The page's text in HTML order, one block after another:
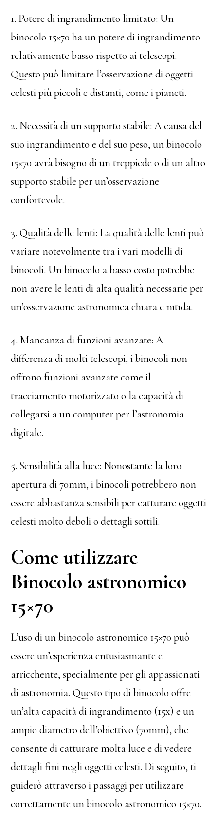
1. Potere di ingrandimento limitato: Un
binocolo 15×70 ha un potere di ingrandimento
relativamente basso rispetto ai telescopi.
Questo può limitare l’osservazione di oggetti
celesti più piccoli e distanti, come i pianeti.
2. Necessità di un supporto stabile: A causa del
suo ingrandimento e del suo peso, un binocolo
15×70 avrà bisogno di un treppiede o di un altro
supporto stabile per un’osservazione
confortevole.
3. Qualità delle lenti: La qualità delle lenti può
variare notevolmente tra i vari modelli di
binocoli. Un binocolo a basso costo potrebbe
non avere le lenti di alta qualità necessarie per
un’osservazione astronomica chiara e nitida.
4. Mancanza di funzioni avanzate: A
differenza di molti telescopi, i binocoli non
offrono funzioni avanzate come il
tracciamento motorizzato o la capacità di
collegarsi a un computer per l’astronomia
digitale.
5. Sensibilità alla luce: Nonostante la loro
apertura di 70mm, i binocoli potrebbero non
essere abbastanza sensibili per catturare oggetti
celesti molto deboli o dettagli sottili.
Come utilizzare
Binocolo astronomico
15×70
L’uso di un binocolo astronomico 15×70 può
essere un’esperienza entusiasmante e
arricchente, specialmente per gli appassionati
di astronomia. Questo tipo di binocolo offre
un’alta capacità di ingrandimento (15x) e un
ampio diametro dell’obiettivo (70mm), che
consente di catturare molta luce e di vedere
dettagli fini negli oggetti celesti. Di seguito, ti
guiderò attraverso i passaggi per utilizzare
correttamente un binocolo astronomico 15×70.